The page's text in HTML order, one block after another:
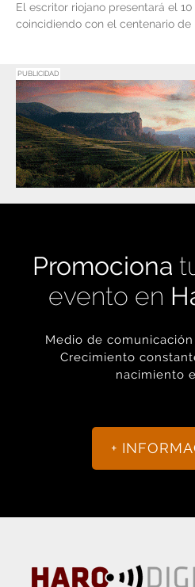
El escritor riojano presentará el
coincidiendo con el centenario
PUBLICIDAD
Promociona
evento en
Medio de
Crecimiento
nacimiento
+